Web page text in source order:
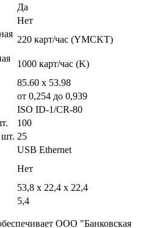
Да
Нет
220 карт/час (YMCKT)
1000 карт/час (K)
85.60 x 53.98
от 0,254 до 0,939
ISO ID-1/CR-80
100
шт. 25
USB Ethernet
Нет
53,8 x 22,4 x 22,4
5,4
ООО "Банковская